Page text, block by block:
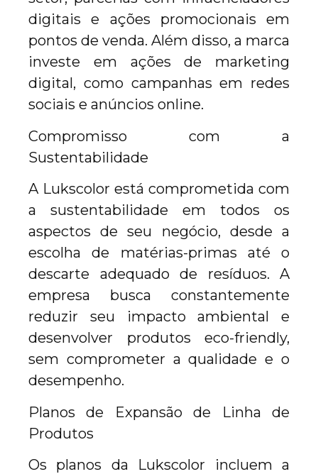
digitais e ações promocionais em
pontos de venda. Além disso, a marca
investe em ações de marketing
digital, como campanhas em redes
sociais e anúncios online.
Compromisso com a
Sustentabilidade
A Lukscolor está comprometida com
a sustentabilidade em todos os
aspectos de seu negócio, desde a
escolha de matérias-primas até o
descarte adequado de resíduos. A
empresa busca constantemente
reduzir seu impacto ambiental e
desenvolver produtos eco-friendly,
sem comprometer a qualidade e o
desempenho.
Planos de Expansão de Linha de
Produtos
Os planos da Lukscolor incluem a